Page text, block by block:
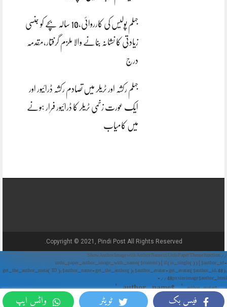
فیس بک ٹویٹر واٹس ایپ
جہلم پولیس کی کارروائی،10 سالہ بچے کو جنسی
زیادتی کا نشانہ بنانے والا ملزم گرفتار،مقدمہ
درج
جہلم رکشہ اور ٹریلر میں تصادم رکشہ ڈرائیور اور
ایک عورت زخمی ٹریلر کا ڈرائیور فرار ہونے
میں کامیاب
Copyright © 2021, Pindi Post All Rights Reserved.
// Show Author Image with Author Name in UrduPaper Theme function
urdu_paper_author_image_with_name($content) { if (is_single()) { $author_id =
get_the_author_meta('ID'); $author_name = get_the_author(); $author_avatar = get_avatar($author_id, 48);
// 48px size image $author_html = '
' . $author_avatar . '
' . $author_name . '
'; return $author_html . $content; } return $content; } add_filter('the_content',